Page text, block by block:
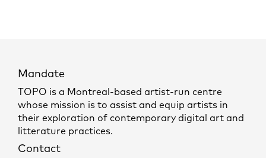
Mandate
TOPO is a Montreal-based artist-run centre
whose mission is to assist and equip artists in
their exploration of contemporary digital art and
litterature practices.
Contact